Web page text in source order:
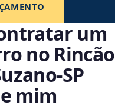
um
no Rincão
mim